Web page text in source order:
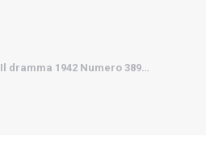
Il dramma 1942 Numero 389…